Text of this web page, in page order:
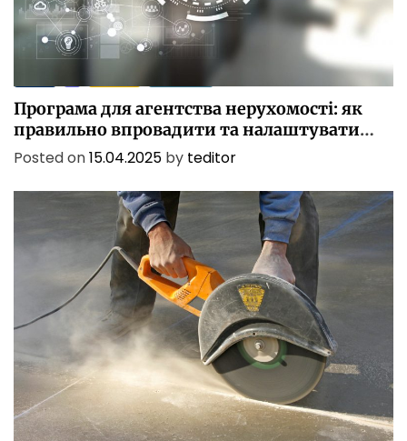
Програма для агентства нерухомості: як
правильно впровадити та налаштувати
CRM
Posted on15.04.2025 by teditor
БІЗНЕС ПОСЛУГИ ТЕХНОЛОГІЇ